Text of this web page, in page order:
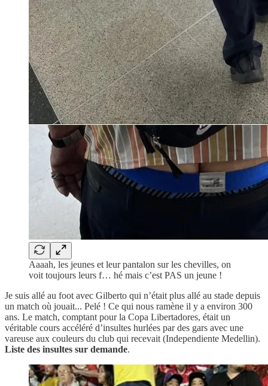
Aaaah, les jeunes et leur pantalon sur les chevilles, on
voit toujours leurs f… hé mais c’est PAS un jeune !
Je suis allé au foot avec Gilberto qui n’était plus allé au stade depuis
un match où jouait... Pelé ! Ce qui nous ramène il y a environ 300
ans. Le match, comptant pour la Copa Libertadores, était un
véritable cours accéléré d’insultes hurlées par des gars avec une
vareuse aux couleurs du club qui recevait (Independiente Medellin).
Liste des insultes sur demande.